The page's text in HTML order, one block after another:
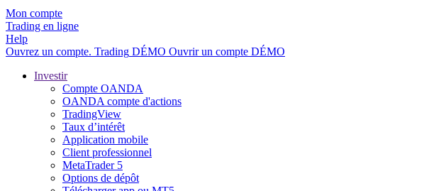
Mon compte
Trading en ligne
Help
Ouvrez un compte. Trading DÉMO Ouvrir un compte DÉMO
Investir
Compte OANDA
OANDA compte d'actions
TradingView
Taux d’intérêt
Application mobile
Client professionnel
MetaTrader 5
Options de dépôt